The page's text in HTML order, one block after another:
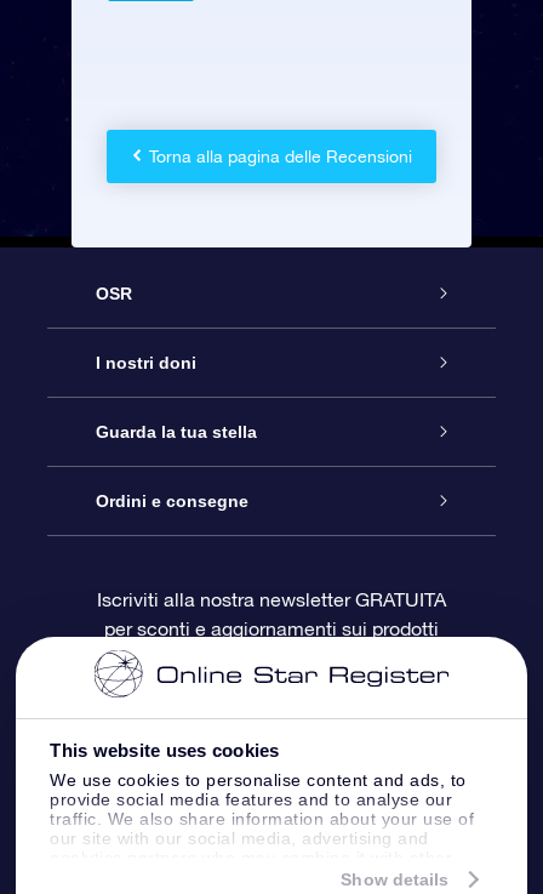
This website uses cookies
We use cookies to personalise content and ads, to
provide social media features and to analyse our
traffic. We also share information about your use of
our site with our social media, advertising and
information that you’ve provided to them or that
Show details
Torna alla pagina delle Recensioni
OSR
Assistenza
Contattaci
Blog
OSR Recensioni
I nostri doni
Online Star Gift
Pacchetto regalo OSR
Gift Card OSR
Doni aziendali
Guarda la tua stella
Registro stellare
Star Page personalizzata
One Million Stars
OSR Starsaver
App VR ‘Fly me to the stars’
Ordini e consegne
Informazioni di Pagamento
Politica di reso
Costellazioni
Iscriviti alla nostra newsletter GRATUITA
per sconti e aggiornamenti sui prodotti